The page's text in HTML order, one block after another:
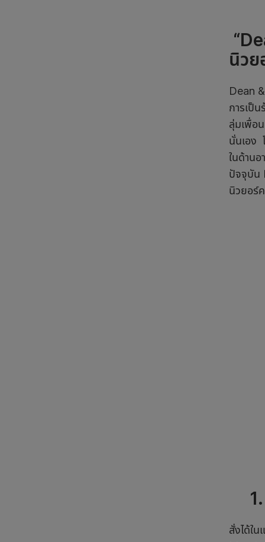
นิวย
Dean
การเป็
ลุ่มเพื่อ
นั่นเอง
ในด้าน
ปัจจุบัน
นิวยอร์
1.
สั่งได้ใ